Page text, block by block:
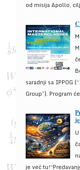
od misija Apollo,
saradnji sa IPPOG
Group”). Program
je već